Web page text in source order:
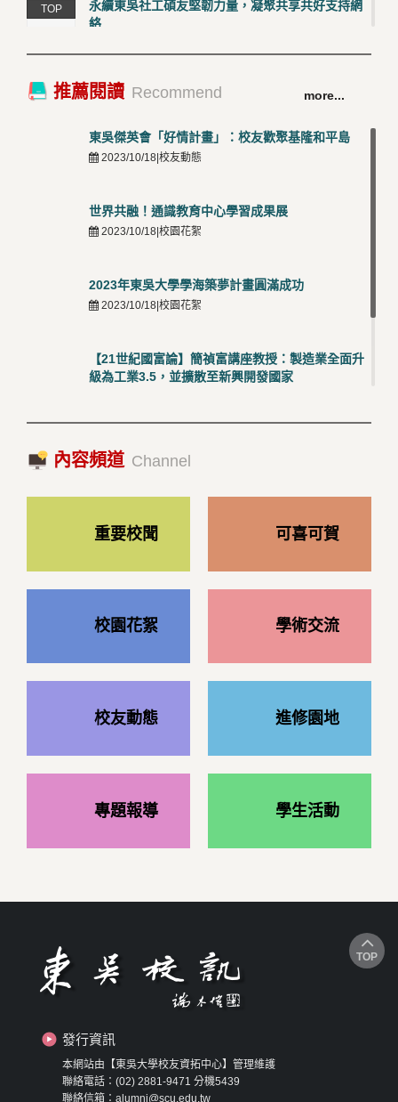
TOP
永續東吳社工碩友堅韌力量，凝聚共享共好支持網
絡
TOP
卓越永續校園 東吳大學連奪 ISO 14001、45001 及
50001三大國際驗證殊榮
推薦閱讀 Recommend more...
東吳傑英會「好情計畫」：校友歡聚基隆和平島
2023/10/18|校友動態
世界共融！通識教育中心學習成果展
2023/10/18|校園花絮
2023年東吳大學學海築夢計畫圓滿成功
2023/10/18|校園花絮
【21世紀國富論】簡禎富講座教授：製造業全面升
級為工業3.5，並擴散至新興開發國家
2023/10/18|推薦閱讀
內容頻道 Channel
重要校聞 可喜可賀
校園花絮 學術交流
校友動態 進修園地
專題報導 學生活動
發行資訊
本網站由【東吳大學校友資拓中心】管理維護
聯絡電話：(02) 2881-9471 分機5439
聯絡信箱：alumni@scu.edu.tw
TOP